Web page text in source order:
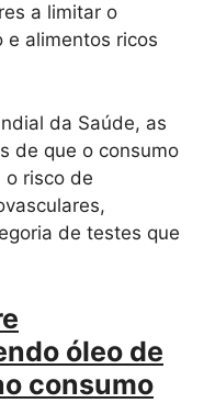
a limitar o
e alimentos ricos
da Saúde, as
de que o consumo
o risco de
de testes que
óleo de
consumo